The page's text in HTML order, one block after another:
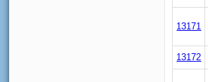
13171
13172